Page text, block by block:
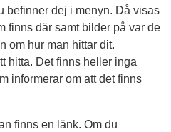
befinner dej i menyn. Då visas
finns där samt bilder på var de
om hur man hittar dit.
hitta. Det finns heller inga
informerar om att det finns
finns en länk. Om du